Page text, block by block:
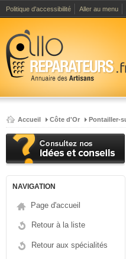
Politique d'accessibilité Aller au menu
Accueil Côte d'Or Pontailler-
NAVIGATION
Page d'accueil
Retour à la liste
Retour aux spécialités